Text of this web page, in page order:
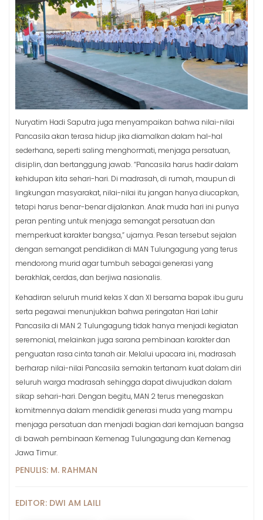
Nuryatim Hadi Saputra juga menyampaikan bahwa nilai-nilai
Pancasila akan terasa hidup jika diamalkan dalam hal-hal
sederhana, seperti saling menghormati, menjaga persatuan,
disiplin, dan bertanggung jawab. “Pancasila harus hadir dalam
kehidupan kita sehari-hari. Di madrasah, di rumah, maupun di
lingkungan masyarakat, nilai-nilai itu jangan hanya diucapkan,
tetapi harus benar-benar dijalankan. Anak muda hari ini punya
peran penting untuk menjaga semangat persatuan dan
memperkuat karakter bangsa,” ujarnya. Pesan tersebut sejalan
dengan semangat pendidikan di MAN Tulungagung yang terus
mendorong murid agar tumbuh sebagai generasi yang
berakhlak, cerdas, dan berjiwa nasionalis.
Kehadiran seluruh murid kelas X dan XI bersama bapak ibu guru
serta pegawai menunjukkan bahwa peringatan Hari Lahir
Pancasila di MAN 2 Tulungagung tidak hanya menjadi kegiatan
seremonial, melainkan juga sarana pembinaan karakter dan
penguatan rasa cinta tanah air. Melalui upacara ini, madrasah
berharap nilai-nilai Pancasila semakin tertanam kuat dalam diri
seluruh warga madrasah sehingga dapat diwujudkan dalam
sikap sehari-hari. Dengan begitu, MAN 2 terus menegaskan
komitmennya dalam mendidik generasi muda yang mampu
menjaga persatuan dan menjadi bagian dari kemajuan bangsa
di bawah pembinaan Kemenag Tulungagung dan Kemenag
Jawa Timur.
PENULIS: M. RAHMAN
EDITOR: DWI AM LAILI